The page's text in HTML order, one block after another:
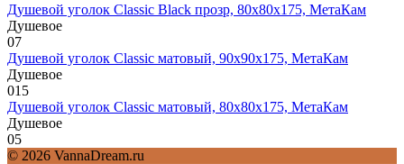
Душевой уголок Classic Black прозр, 80х80х175, МетаКам
Душевое
07
Душевой уголок Classic матовый, 90х90х175, МетаКам
Душевое
015
Душевой уголок Classic матовый, 80х80х175, МетаКам
Душевое
05
© 2026 VannaDream.ru